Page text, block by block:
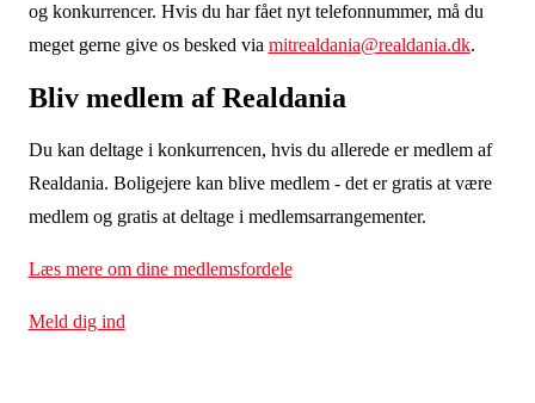
og konkurrencer. Hvis du har fået nyt telefonnummer, må du
meget gerne give os besked via mitrealdania@realdania.dk.
Bliv medlem af Realdania
Du kan deltage i konkurrencen, hvis du allerede er medlem af
Realdania. Boligejere kan blive medlem - det er gratis at være
medlem og gratis at deltage i medlemsarrangementer.
Læs mere om dine medlemsfordele
Meld dig ind